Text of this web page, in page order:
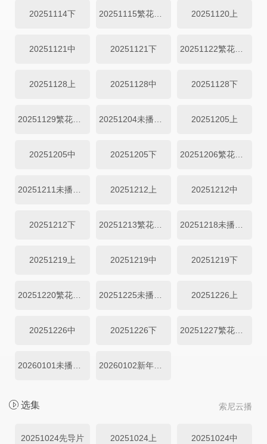
20251114下 20251115繁花日记 20251120上
20251121中 20251121下 20251122繁花日记
20251128上 20251128中 20251128下
20251205上
20251205中 20251205下 20251206繁花日记
20251212上 20251212中
20251212下 20251213繁花日记
20251219上 20251219中 20251219下
20251226上
20251226中 20251226下 20251227繁花日记
20260102新年特辑
索尼云播
选集
20251024先导片 20251024上 20251024中